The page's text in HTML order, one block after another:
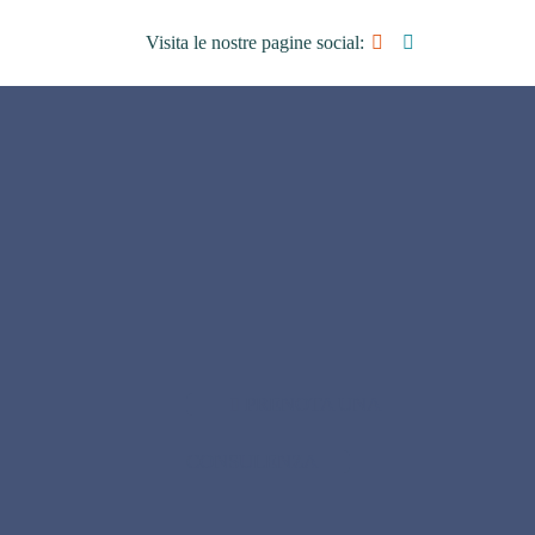
Visita le nostre pagine social: